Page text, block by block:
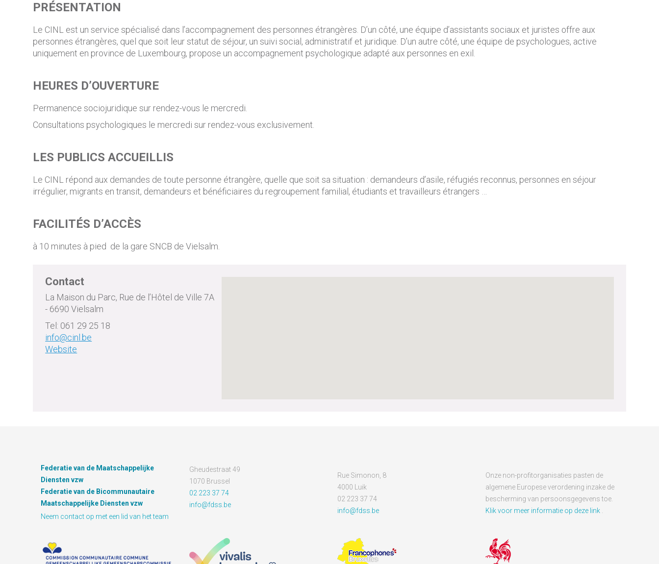
PRÉSENTATION
Le CINL est un service spécialisé dans l’accompagnement des personnes étrangères. D’un côté, une équipe d’assistants sociaux et juristes offre aux
personnes étrangères, quel que soit leur statut de séjour, un suivi social, administratif et juridique. D’un autre côté, une équipe de psychologues, active
uniquement en province de Luxembourg, propose un accompagnement psychologique adapté aux personnes en exil.
HEURES D’OUVERTURE
Permanence sociojuridique sur rendez-vous le mercredi.
Consultations psychologiques le mercredi sur rendez-vous exclusivement.
LES PUBLICS ACCUEILLIS
Le CINL répond aux demandes de toute personne étrangère, quelle que soit sa situation : demandeurs d’asile, réfugiés reconnus, personnes en séjour
irrégulier, migrants en transit, demandeurs et bénéficiaires du regroupement familial, étudiants et travailleurs étrangers …
FACILITÉS D’ACCÈS
à 10 minutes à pied de la gare SNCB de Vielsalm.
Contact
La Maison du Parc, Rue de l’Hôtel de Ville 7A
- 6690 Vielsalm
Tel: 061 29 25 18
info@cinl.be
Website
Federatie van de Maatschappelijke
Diensten vzw
Federatie van de Bicommunautaire
Maatschappelijke Diensten vzw
Neem contact op met een lid van het team
Gheudestraat 49
1070 Brussel
02 223 37 74
info@fdss.be
Rue Simonon, 8
4000 Luik
02 223 37 74
info@fdss.be
Onze non-profitorganisaties pasten de
algemene Europese verordening inzake de
bescherming van persoonsgegevens toe.
Klik voor meer informatie op deze link